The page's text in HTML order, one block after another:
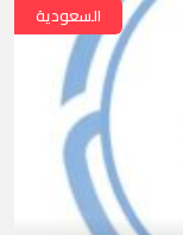
السعودية